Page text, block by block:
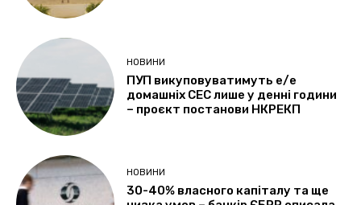
НОВИНИ
ПУП викуповуватимуть е/е
домашніх СЕС лише у денні години
– проєкт постанови НКРЕКП
НОВИНИ
30-40% власного капіталу та ще